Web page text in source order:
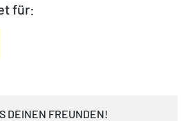
für:
DEINEN FREUNDEN!